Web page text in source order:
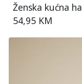
Ženska kućna
54,95 KM